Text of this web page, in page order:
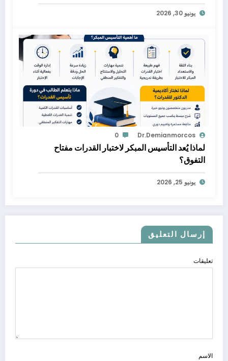
يونيو 30, 2026
Dr.demianmorcos
0
لماذا يُعد التأسيس المبكر لاختبار القدرات مفتاح
التفوق؟
يونيو 25, 2026
إرسال التعليق
تعليقات
الاسم